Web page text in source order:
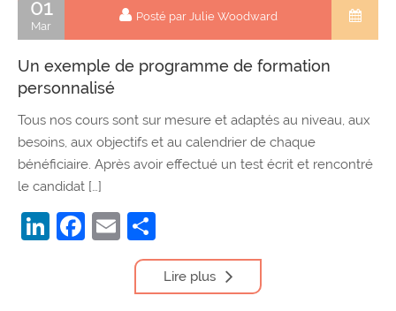
01
Mar
Posté par Julie Woodward
Un exemple de programme de formation
personnalisé
Tous nos cours sont sur mesure et adaptés au niveau, aux
besoins, aux objectifs et au calendrier de chaque
bénéficiaire. Après avoir effectué un test écrit et rencontré
le candidat […]
LinkedIn
Facebook
Email
Lire plus